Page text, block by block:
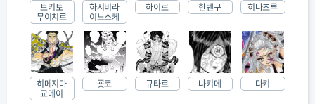
토키토
무이치로
하시비라
이노스케
하이로 한텐구 히나츠루
히메지마
교메이
굣코 규타로 나키메 다키